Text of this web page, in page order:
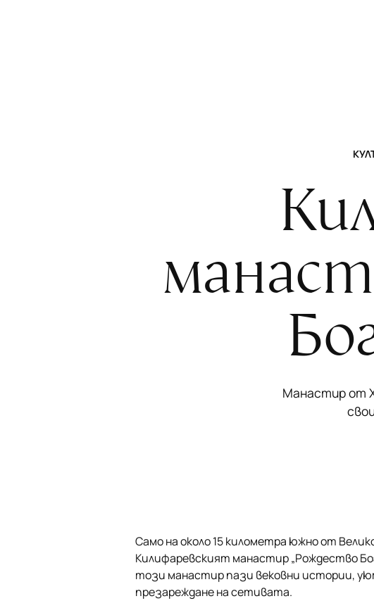
Манастир от
Само на около 15 километра южно от
Килифаревският манастир „Рождество
този манастир пази вековни истории,
презареждане на сетивата.